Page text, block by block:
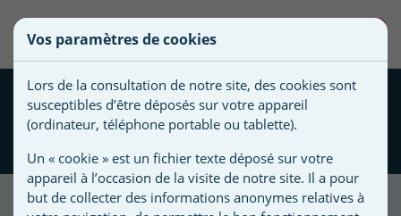
Joint 4403010304
Projecteur béton/liner
Créer une nouvelle liste
une
liste
Nom de
d'envies
Vous
devez
être
connecté
pour
ajouter
des
produits
Vos paramètres de cookies
Lors de la consultation de notre site, des cookies sont
susceptibles d’être déposés sur votre appareil
(ordinateur, téléphone portable ou tablette).
Un « cookie » est un fichier texte déposé sur votre
appareil à l’occasion de la visite de notre site. Il a pour
but de collecter des informations anonymes relatives à